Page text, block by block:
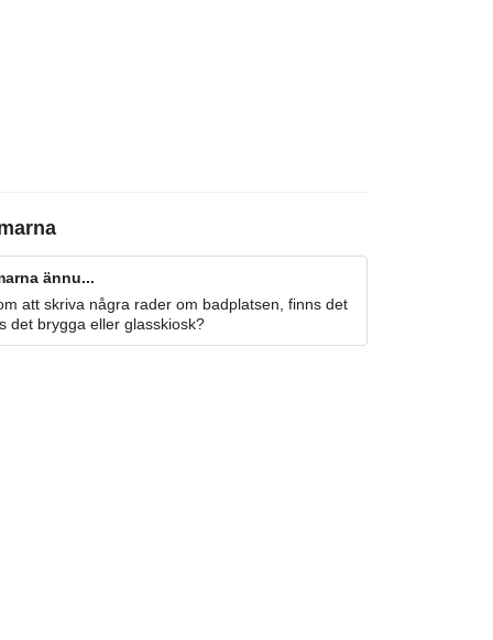
ännu...
att skriva några rader om badplatsen, finns det
det brygga eller glasskiosk?